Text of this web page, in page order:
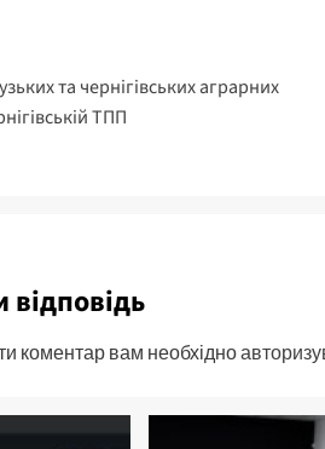
та чернігівських аграрних
ТПП
коментар вам необхідно